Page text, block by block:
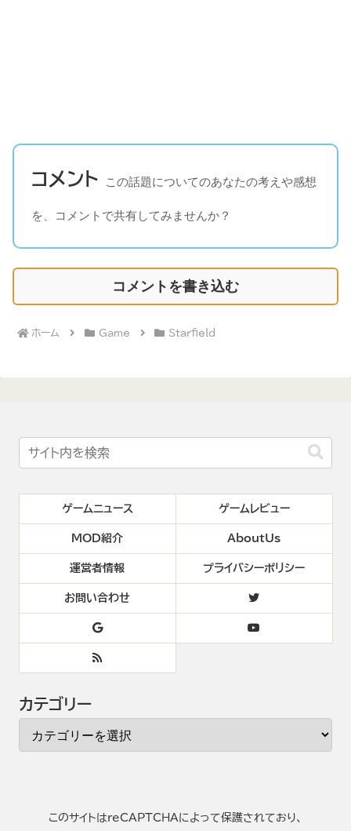
コメント この話題についてのあなたの考えや感想
を、コメントで共有してみませんか？
コメントを書き込む
ホーム Game Starfield
ゲームニュース ゲームレビュー
MOD紹介 AboutUs
運営者情報 プライバシーポリシー
お問い合わせ
カテゴリー
このサイトはreCAPTCHAによって保護されており、